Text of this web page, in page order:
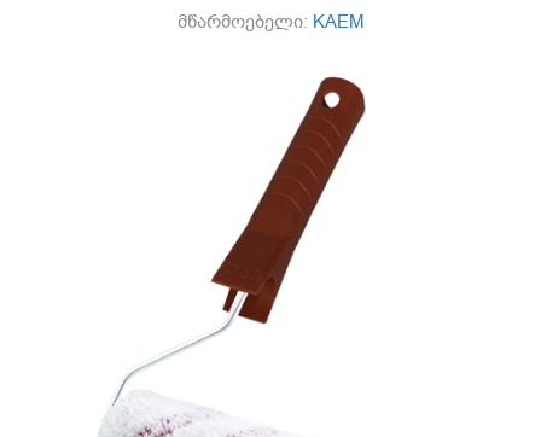
მწარმოებელი: KAEM